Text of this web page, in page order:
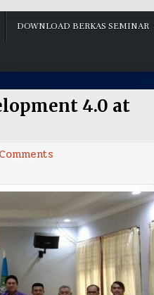
DOWNLOAD BERKAS SEMINAR
4.0 at
on
Human
Resource
Development
4.0
at
Thailand